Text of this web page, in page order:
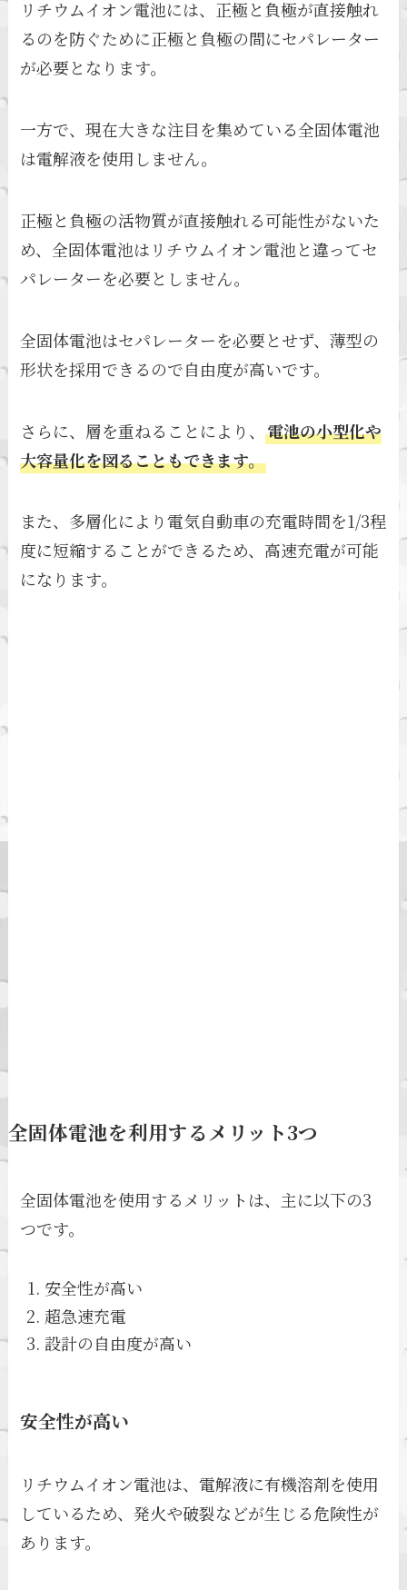
リチウムイオン電池には、正極と負極が直接触れ
るのを防ぐために正極と負極の間にセパレーター
が必要となります。
一方で、現在大きな注目を集めている全固体電池
は電解液を使用しません。
正極と負極の活物質が直接触れる可能性がないた
め、全固体電池はリチウムイオン電池と違ってセ
パレーターを必要としません。
全固体電池はセパレーターを必要とせず、薄型の
形状を採用できるので自由度が高いです。
さらに、層を重ねることにより、電池の小型化や
大容量化を図ることもできます。
また、多層化により電気自動車の充電時間を1/3程
度に短縮することができるため、高速充電が可能
になります。
全固体電池を利用するメリット3つ
全固体電池を使用するメリットは、主に以下の3
つです。
安全性が高い
超急速充電
設計の自由度が高い
安全性が高い
リチウムイオン電池は、電解液に有機溶剤を使用
しているため、発火や破裂などが生じる危険性が
あります。